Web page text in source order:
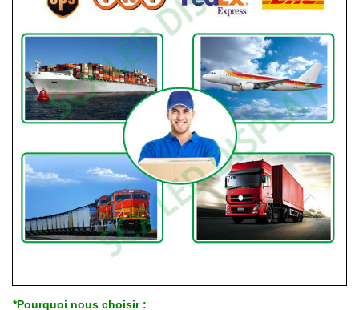
*Pourquoi nous choisir :